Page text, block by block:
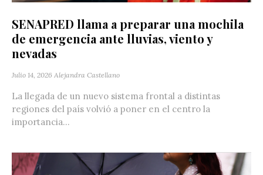
SENAPRED llama a preparar una mochila
de emergencia ante lluvias, viento y
nevadas
Julio 14, 2026 Alejandra Castellano
La llegada de un nuevo sistema frontal a distintas
regiones del país volvió a poner en el centro la
importancia...